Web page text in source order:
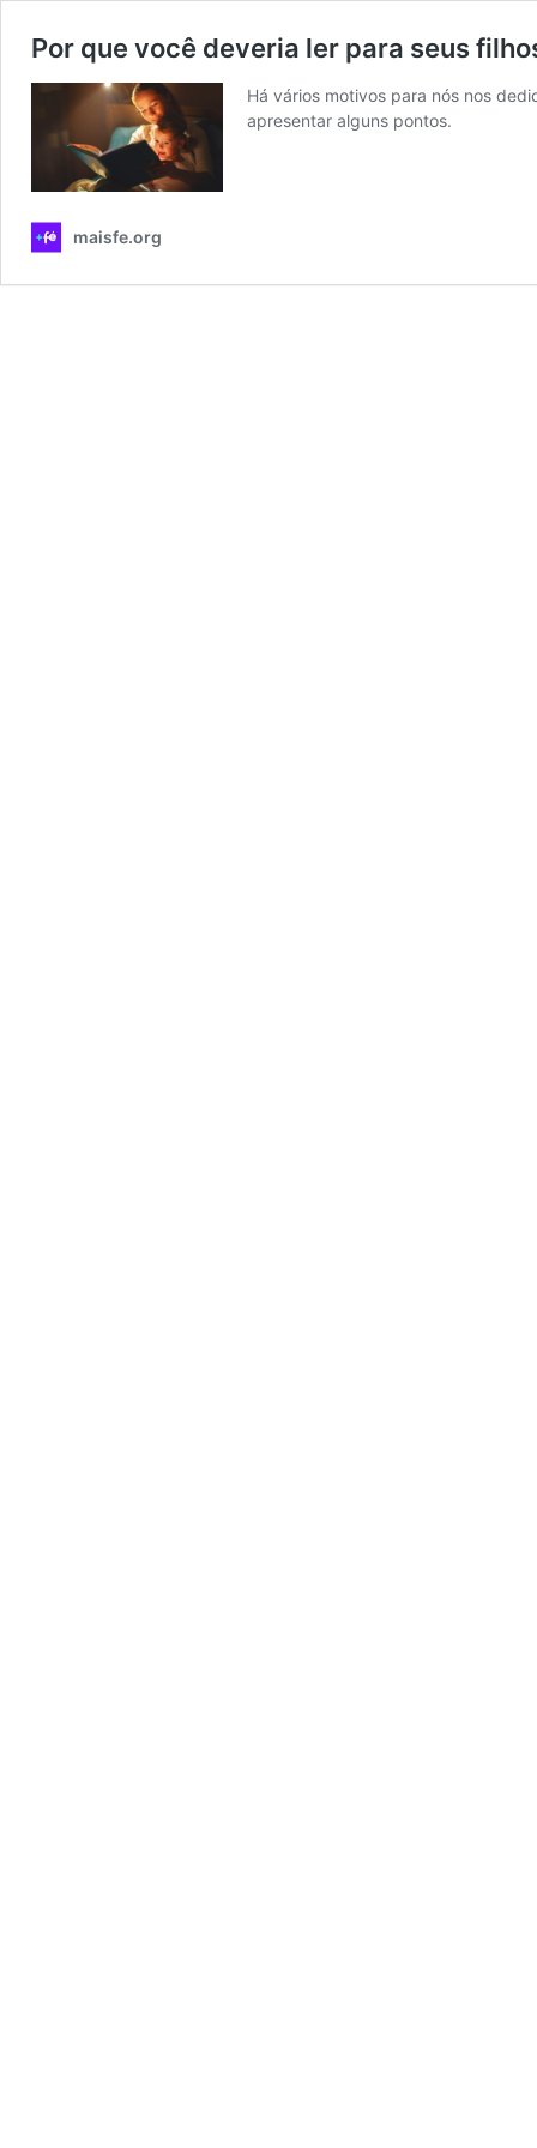
Por que você deveria ler para seus
Há vários motivos para nós nos
apresentar alguns pontos.
maisfe.org